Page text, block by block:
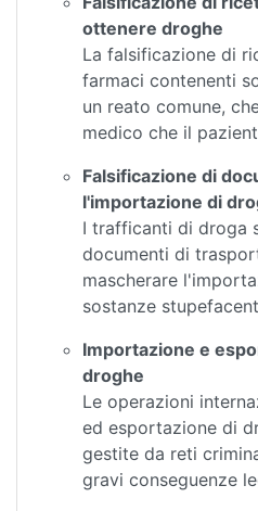
ottenere droghe
La falsificazione di
farmaci contenenti
un reato comune,
medico che il
Falsificazione di
l'importazione di
I trafficanti di droga
documenti di
mascherare
sostanze
Importazione e
droghe
Le operazioni
ed esportazione di
gestite da reti
gravi conseguenze